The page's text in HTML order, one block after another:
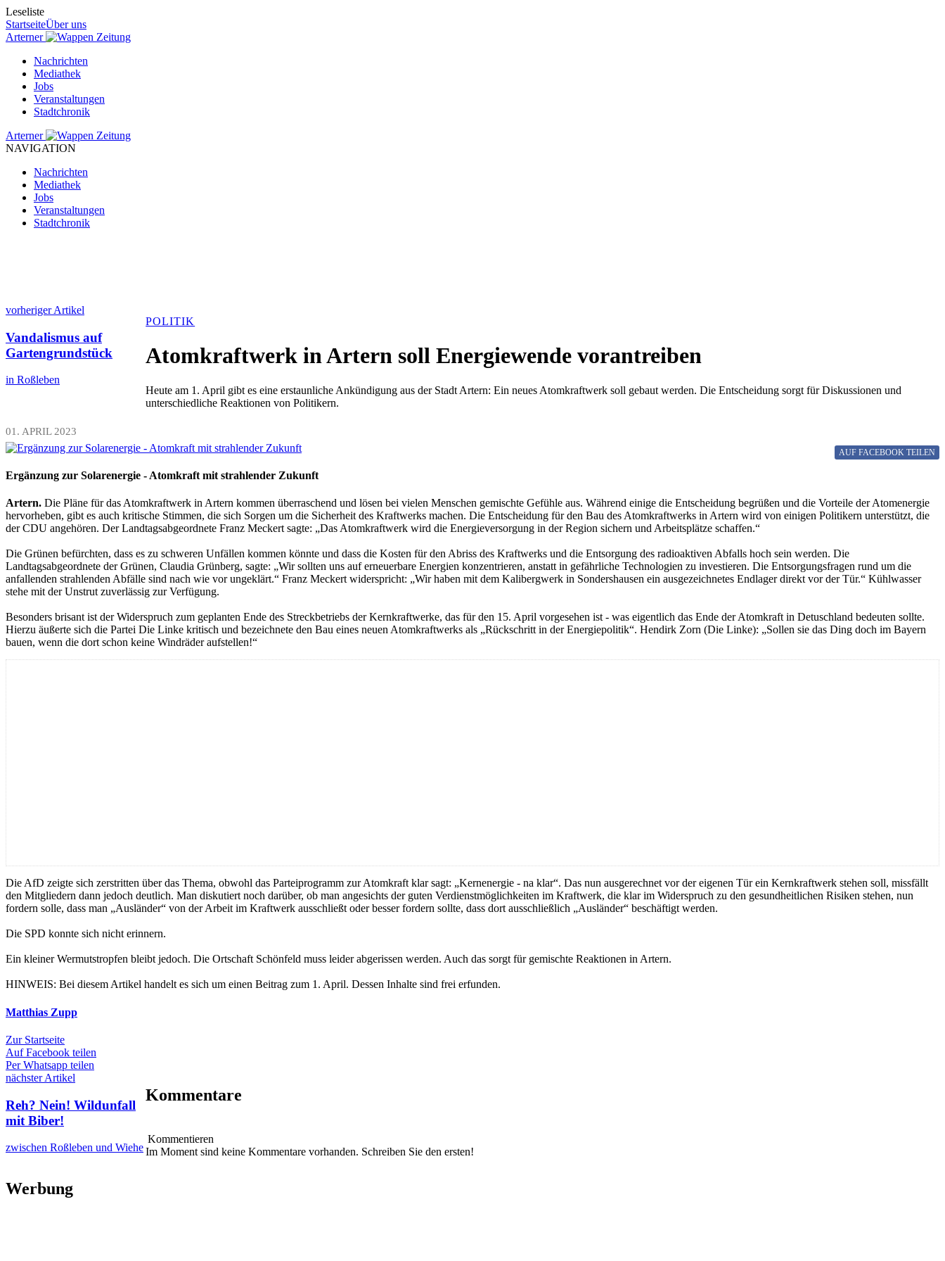
Leseliste
StartseiteÜber uns
Arterner
Zeitung
Nachrichten
Mediathek
Jobs
Veranstaltungen
Stadtchronik
Arterner
Zeitung
NAVIGATION
Nachrichten
Mediathek
Jobs
Veranstaltungen
Stadtchronik
vorheriger Artikel
Vandalismus auf
Gartengrundstück
in Roßleben
POLITIK
Atomkraftwerk in Artern soll Energiewende vorantreiben
Heute am 1. April gibt es eine erstaunliche Ankündigung aus der Stadt Artern: Ein neues Atomkraftwerk soll gebaut werden. Die Entscheidung sorgt für Diskussionen und
unterschiedliche Reaktionen von Politikern.
01. APRIL 2023
AUF FACEBOOK TEILEN
Ergänzung zur Solarenergie - Atomkraft mit strahlender Zukunft
Artern. Die Pläne für das Atomkraftwerk in Artern kommen überraschend und lösen bei vielen Menschen gemischte Gefühle aus. Während einige die Entscheidung begrüßen und die Vorteile der Atomenergie
hervorheben, gibt es auch kritische Stimmen, die sich Sorgen um die Sicherheit des Kraftwerks machen. Die Entscheidung für den Bau des Atomkraftwerks in Artern wird von einigen Politikern unterstützt, die
der CDU angehören. Der Landtagsabgeordnete Franz Meckert sagte: „Das Atomkraftwerk wird die Energieversorgung in der Region sichern und Arbeitsplätze schaffen.“
Die Grünen befürchten, dass es zu schweren Unfällen kommen könnte und dass die Kosten für den Abriss des Kraftwerks und die Entsorgung des radioaktiven Abfalls hoch sein werden. Die
Landtagsabgeordnete der Grünen, Claudia Grünberg, sagte: „Wir sollten uns auf erneuerbare Energien konzentrieren, anstatt in gefährliche Technologien zu investieren. Die Entsorgungsfragen rund um die
anfallenden strahlenden Abfälle sind nach wie vor ungeklärt.“ Franz Meckert widerspricht: „Wir haben mit dem Kalibergwerk in Sondershausen ein ausgezeichnetes Endlager direkt vor der Tür.“ Kühlwasser
stehe mit der Unstrut zuverlässig zur Verfügung.
Besonders brisant ist der Widerspruch zum geplanten Ende des Streckbetriebs der Kernkraftwerke, das für den 15. April vorgesehen ist - was eigentlich das Ende der Atomkraft in Detuschland bedeuten sollte.
Hierzu äußerte sich die Partei Die Linke kritisch und bezeichnete den Bau eines neuen Atomkraftwerks als „Rückschritt in der Energiepolitik“. Hendirk Zorn (Die Linke): „Sollen sie das Ding doch im Bayern
bauen, wenn die dort schon keine Windräder aufstellen!“
Die AfD zeigte sich zerstritten über das Thema, obwohl das Parteiprogramm zur Atomkraft klar sagt: „Kernenergie - na klar“. Das nun ausgerechnet vor der eigenen Tür ein Kernkraftwerk stehen soll, missfällt
den Mitgliedern dann jedoch deutlich. Man diskutiert noch darüber, ob man angesichts der guten Verdienstmöglichkeiten im Kraftwerk, die klar im Widerspruch zu den gesundheitlichen Risiken stehen, nun
fordern solle, dass man „Ausländer“ von der Arbeit im Kraftwerk ausschließt oder besser fordern sollte, dass dort ausschließlich „Ausländer“ beschäftigt werden.
Die SPD konnte sich nicht erinnern.
Ein kleiner Wermutstropfen bleibt jedoch. Die Ortschaft Schönfeld muss leider abgerissen werden. Auch das sorgt für gemischte Reaktionen in Artern.
HINWEIS: Bei diesem Artikel handelt es sich um einen Beitrag zum 1. April. Dessen Inhalte sind frei erfunden.
Matthias Zupp
Zur Startseite
Auf Facebook teilen
Per Whatsapp teilen
nächster Artikel
Reh? Nein! Wildunfall
mit Biber!
zwischen Roßleben und Wiehe
Kommentare
Kommentieren
Im Moment sind keine Kommentare vorhanden. Schreiben Sie den ersten!
Werbung